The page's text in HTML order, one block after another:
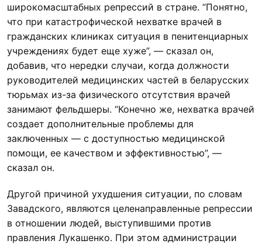
широкомасштабных репрессий в стране. “Понятно,
что при катастрофической нехватке врачей в
гражданских клиниках ситуация в пенитенциарных
учреждениях будет еще хуже”, — сказал он,
добавив, что нередки случаи, когда должности
руководителей медицинских частей в беларусских
тюрьмах из-за физического отсутствия врачей
занимают фельдшеры. “Конечно же, нехватка врачей
создает дополнительные проблемы для
заключенных — с доступностью медицинской
помощи, ее качеством и эффективностью”, —
сказал он.
Другой причиной ухудшения ситуации, по словам
Завадского, являются целенаправленные репрессии
в отношении людей, выступившими против
правления Лукашенко. При этом администрации